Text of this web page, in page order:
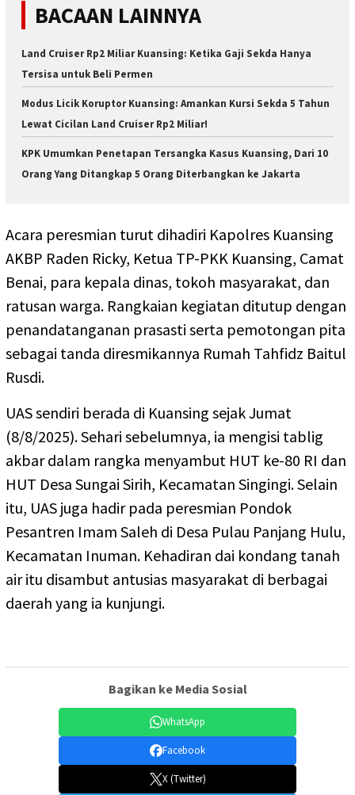
BACAAN LAINNYA
Land Cruiser Rp2 Miliar Kuansing: Ketika Gaji Sekda Hanya
Tersisa untuk Beli Permen
Modus Licik Koruptor Kuansing: Amankan Kursi Sekda 5 Tahun
Lewat Cicilan Land Cruiser Rp2 Miliar!
KPK Umumkan Penetapan Tersangka Kasus Kuansing, Dari 10
Orang Yang Ditangkap 5 Orang Diterbangkan ke Jakarta
Acara peresmian turut dihadiri Kapolres Kuansing
AKBP Raden Ricky, Ketua TP-PKK Kuansing, Camat
Benai, para kepala dinas, tokoh masyarakat, dan
ratusan warga. Rangkaian kegiatan ditutup dengan
penandatanganan prasasti serta pemotongan pita
sebagai tanda diresmikannya Rumah Tahfidz Baitul
Rusdi.
UAS sendiri berada di Kuansing sejak Jumat
(8/8/2025). Sehari sebelumnya, ia mengisi tablig
akbar dalam rangka menyambut HUT ke-80 RI dan
HUT Desa Sungai Sirih, Kecamatan Singingi. Selain
itu, UAS juga hadir pada peresmian Pondok
Pesantren Imam Saleh di Desa Pulau Panjang Hulu,
Kecamatan Inuman. Kehadiran dai kondang tanah
air itu disambut antusias masyarakat di berbagai
daerah yang ia kunjungi.
Bagikan ke Media Sosial
WhatsApp
Facebook
X (Twitter)